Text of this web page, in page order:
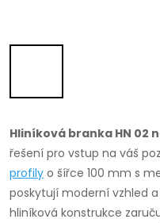
Hliníková branka HN 02
řešení pro vstup na váš
profily o šířce 100 mm s
poskytují moderní vzhled
hliníková konstrukce